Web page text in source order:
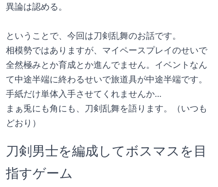
異論は認める。
ということで、今回は刀剣乱舞のお話です。
相模勢ではありますが、マイペースプレイのせいで
全然極みとか育成とか進んでません。イベントなん
て中途半端に終わるせいで旅道具が中途半端です。
手紙だけ単体入手させてくれませんか…
まぁ兎にも角にも、刀剣乱舞を語ります。（いつも
どおり）
刀剣男士を編成してボスマスを目
指すゲーム